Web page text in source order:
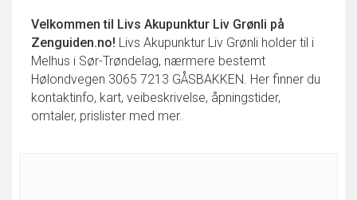
Velkommen til Livs Akupunktur Liv Grønli på
Zenguiden.no! Livs Akupunktur Liv Grønli holder til i
Melhus i Sør-Trøndelag, nærmere bestemt
Hølondvegen 3065 7213 GÅSBAKKEN. Her finner du
kontaktinfo, kart, veibeskrivelse, åpningstider,
omtaler, prislister med mer.